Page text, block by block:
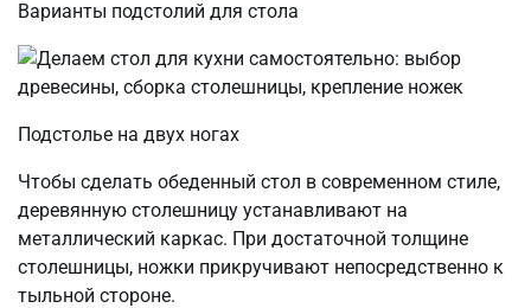
Варианты подстолий для стола
Подстолье на двух ногах
Чтобы сделать обеденный стол в современном стиле,
деревянную столешницу устанавливают на
металлический каркас. При достаточной толщине
столешницы, ножки прикручивают непосредственно к
тыльной стороне.